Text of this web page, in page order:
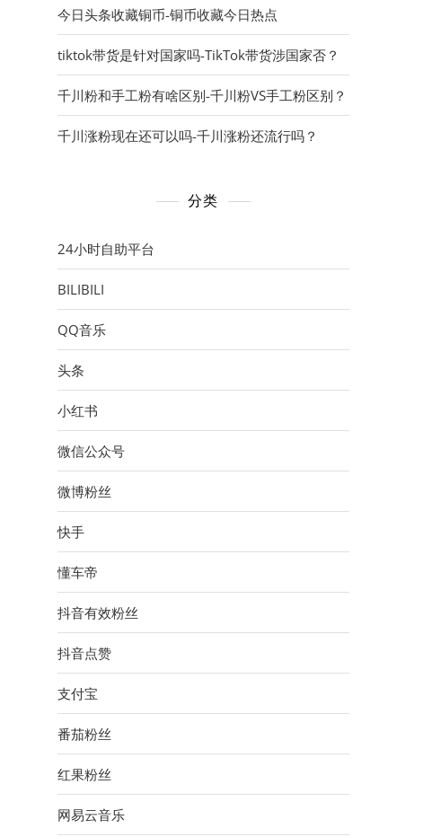
今日头条收藏铜币-铜币收藏今日热点
tiktok带货是针对国家吗-TikTok带货涉国家否？
千川粉和手工粉有啥区别-千川粉VS手工粉区别？
千川涨粉现在还可以吗-千川涨粉还流行吗？
分类
24小时自助平台
BILIBILI
QQ音乐
头条
小红书
微信公众号
微博粉丝
快手
懂车帝
抖音有效粉丝
抖音点赞
支付宝
番茄粉丝
红果粉丝
网易云音乐